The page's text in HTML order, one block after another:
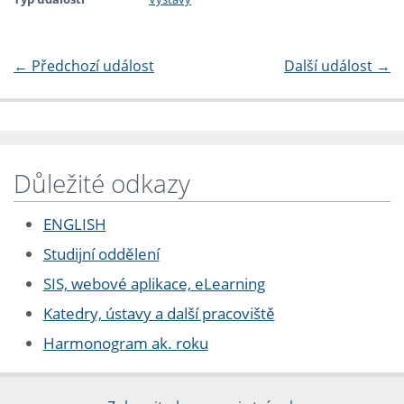
← Předchozí událost Další událost →
Důležité odkazy
ENGLISH
Studijní oddělení
SIS, webové aplikace, eLearning
Katedry, ústavy a další pracoviště
Harmonogram ak. roku